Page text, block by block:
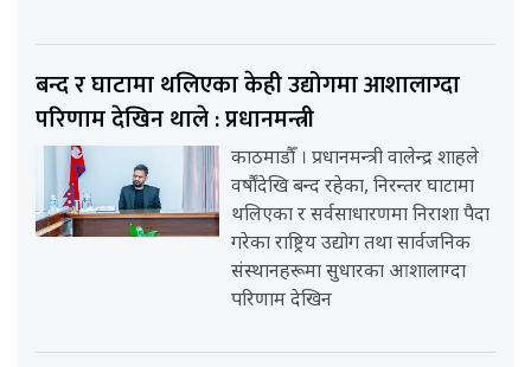
बन्द र घाटामा थलिएका केही उद्योगमा आशालाग्दा
परिणाम देखिन थाले : प्रधानमन्त्री
काठमाडौँ । प्रधानमन्त्री वालेन्द्र शाहले
वर्षौंदेखि बन्द रहेका, निरन्तर घाटामा
थलिएका र सर्वसाधारणमा निराशा पैदा
गरेका राष्ट्रिय उद्योग तथा सार्वजनिक
संस्थानहरूमा सुधारका आशालाग्दा
परिणाम देखिन